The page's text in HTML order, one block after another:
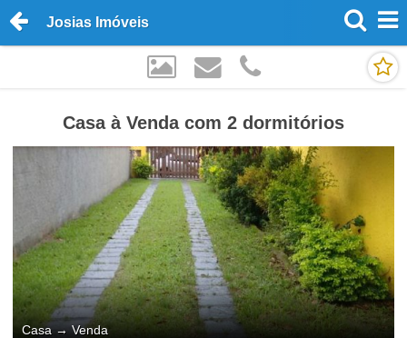
Josias Imóveis
Casa à Venda com 2 dormitórios
Casa→Venda